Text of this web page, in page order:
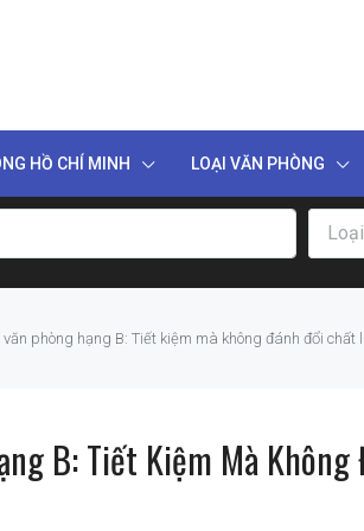
HỒ CHÍ MINH LOẠI VĂN PHÒNG
Loại
văn phòng hạng B: Tiết kiệm mà không đánh đổi chất
B: Tiết Kiệm Mà